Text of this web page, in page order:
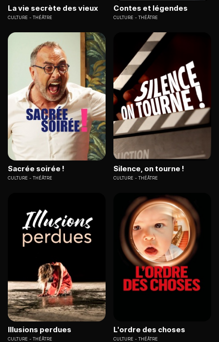
La vie secrète des vieux
CULTURE THÉÂTRE
Contes et légendes
CULTURE THÉÂTRE
Sacrée soirée !
CULTURE THÉÂTRE
Silence, on tourne !
CULTURE THÉÂTRE
Illusions perdues
CULTURE THÉÂTRE
L'ordre des choses
CULTURE THÉÂTRE